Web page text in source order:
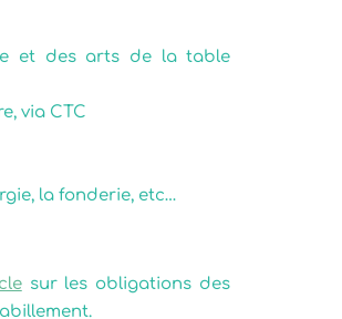
et des arts de la table
via CTC
la fonderie, etc…
sur les obligations des